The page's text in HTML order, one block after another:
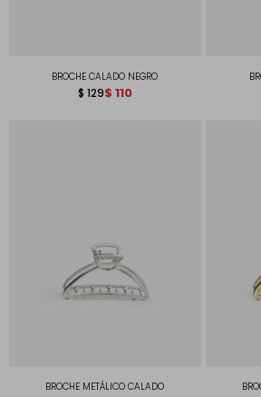
BROCHE CALADO NEGRO
$ 129$ 110
BROCHE METÁLICO CALADO